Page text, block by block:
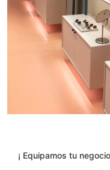
¡ Equipamos tu